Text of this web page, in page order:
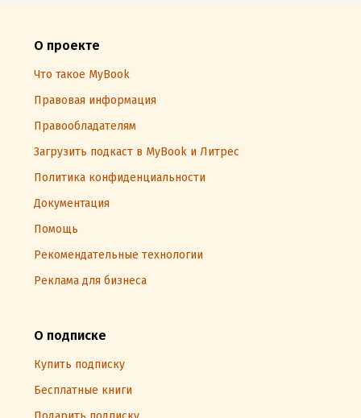
О проекте
Что такое MyBook
Правовая информация
Правообладателям
Загрузить подкаст в MyBook и Литрес
Политика конфиденциальности
Документация
Помощь
Рекомендательные технологии
Реклама для бизнеса
О подписке
Купить подписку
Бесплатные книги